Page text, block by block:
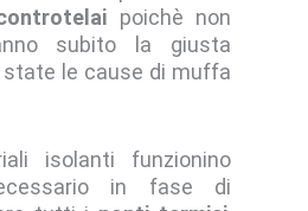
poichè non
subito la giusta
state le cause di muffa
isolanti funzionino
in fase di